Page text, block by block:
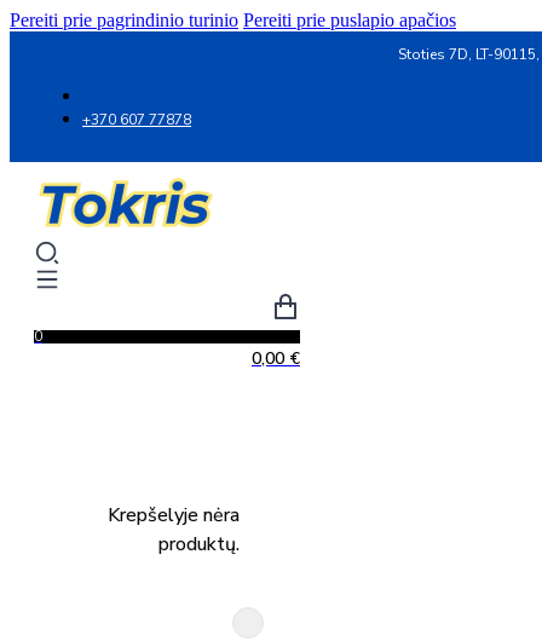
Pereiti prie pagrindinio turinio Pereiti prie puslapio apačios
Stoties 7D, LT-
+370 607 77878
0
0,00 €
Krepšelyje nėra
produktų.